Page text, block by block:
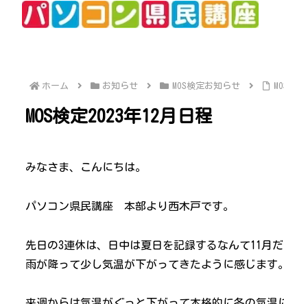
ホーム お知らせ MOS検定お知らせ
MOS検定2023年12月日程
みなさま、こんにちは。
パソコン県民講座 本部より西木戸です。
先日の3連休は、日中は夏日を記録するなんて11月
雨が降って少し気温が下がってきたように感じます。